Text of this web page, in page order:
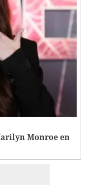
Monroe en